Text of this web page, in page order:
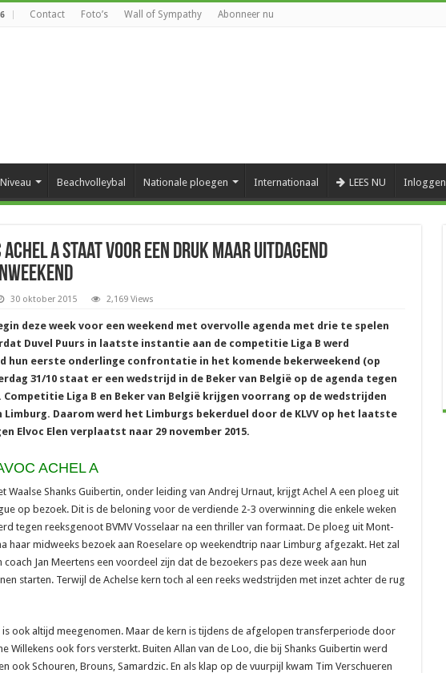
Contact Foto’s Wall of Sympathy Abonneer nu
Niveau Beachvolleybal Nationale ploegen Internationaal LEES NU Inloggen
Achel A staat voor een druk maar uitdagend
30 oktober 2015 2,169 Views
deze week voor een weekend met overvolle agenda met drie te spelen
Duvel Puurs in laatste instantie aan de competitie Liga B werd
hun eerste onderlinge confrontatie in het komende bekerweekend (op
31/10 staat er een wedstrijd in de Beker van België op de agenda tegen
Competitie Liga B en Beker van België krijgen voorrang op de wedstrijden
Limburg. Daarom werd het Limburgs bekerduel door de KLVV op het laatste
Elvoc Elen verplaatst naar 29 november 2015.
ACHEL A
Waalse Shanks Guibertin, onder leiding van Andrej Urnaut, krijgt Achel A een ploeg uit
op bezoek. Dit is de beloning voor de verdiende 2-3 overwinning die enkele weken
tegen reeksgenoot BVMV Vosselaar na een thriller van formaat. De ploeg uit Mont-
haar midweeks bezoek aan Roeselare op weekendtrip naar Limburg afgezakt. Het zal
coach Jan Meertens een voordeel zijn dat de bezoekers pas deze week aan hun
starten. Terwijl de Achelse kern toch al een reeks wedstrijden met inzet achter de rug
ook altijd meegenomen. Maar de kern is tijdens de afgelopen transferperiode door
Willekens ook fors versterkt. Buiten Allan van de Loo, die bij Shanks Guibertin werd
ook Schouren, Brouns, Samardzic. En als klap op de vuurpijl kwam Tim Verschueren